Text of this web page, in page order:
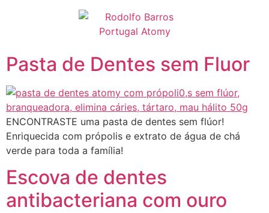
Pasta de Dentes sem Fluor
ENCONTRASTE uma pasta de dentes sem flúor!
Enriquecida com própolis e extrato de água de chá
verde para toda a família!
Escova de dentes
antibacteriana com ouro